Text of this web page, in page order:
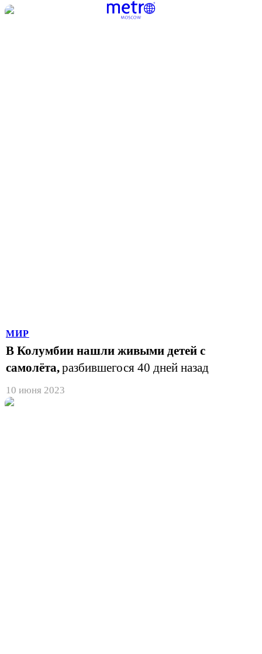
МИР
В Колумбии нашли живыми детей с
самолёта,разбившегося 40 дней назад
10 июня 2023